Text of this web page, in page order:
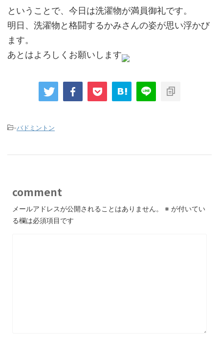
ということで、今日は洗濯物が満員御礼です。
明日、洗濯物と格闘するかみさんの姿が思い浮かび
ます。
あとはよろしくお願いします
-バドミントン
comment
メールアドレスが公開されることはありません。 ※ が付いてい
る欄は必須項目です